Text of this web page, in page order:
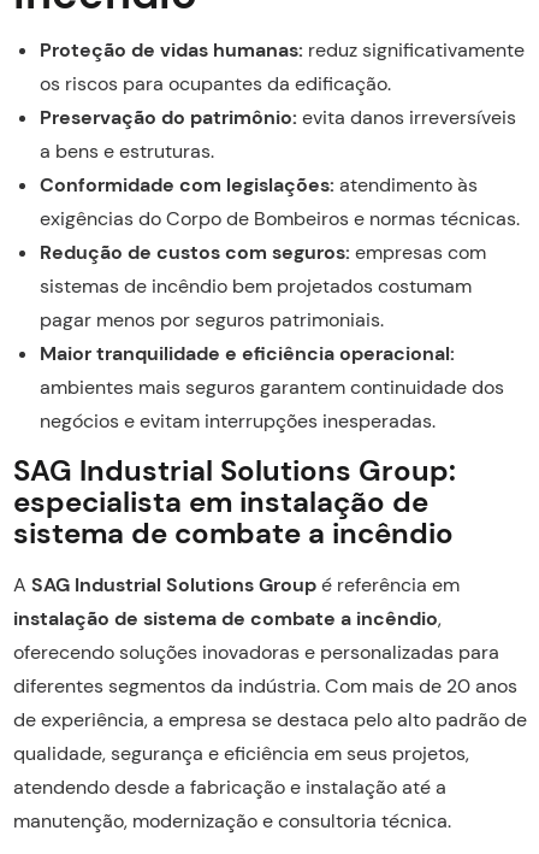
Proteção de vidas humanas: reduz significativamente
os riscos para ocupantes da edificação.
Preservação do patrimônio: evita danos irreversíveis
a bens e estruturas.
Conformidade com legislações: atendimento às
exigências do Corpo de Bombeiros e normas técnicas.
Redução de custos com seguros: empresas com
sistemas de incêndio bem projetados costumam
pagar menos por seguros patrimoniais.
Maior tranquilidade e eficiência operacional:
ambientes mais seguros garantem continuidade dos
negócios e evitam interrupções inesperadas.
SAG Industrial Solutions Group:
especialista em instalação de
sistema de combate a incêndio
A SAG Industrial Solutions Groupé referência em
instalação de sistema de combate a incêndio,
oferecendo soluções inovadoras e personalizadas para
diferentes segmentos da indústria. Com mais de 20 anos
de experiência, a empresa se destaca pelo alto padrão de
qualidade, segurança e eficiência em seus projetos,
atendendo desde a fabricação e instalação até a
manutenção, modernização e consultoria técnica.